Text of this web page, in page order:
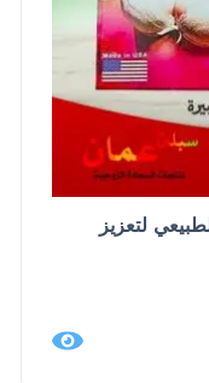
لتعزيز